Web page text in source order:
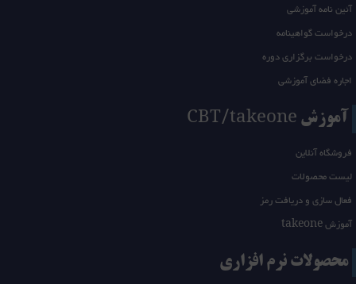
آئین نامه آموزشی
درخواست گواهینامه
درخواست برگزاری دوره
اجاره فضای آموزشی
آموزش CBT/takeone
فروشگاه آنلاین
لیست محصولات
فعال سازی و دریافت رمز
آموزش takeone
محصولات نرم افزاری